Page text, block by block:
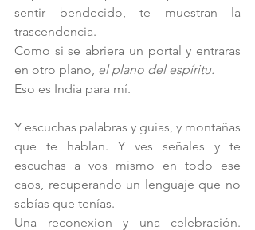
sentir bendecido, te muestran la
trascendencia.
Como si se abriera un portal y entraras
en otro plano, el plano del espíritu.
Eso es India para mí.
Y escuchas palabras y guías, y montañas
que te hablan. Y ves señales y te
escuchas a vos mismo en todo ese
caos, recuperando un lenguaje que no
sabías que tenías.
Una reconexion y una celebración.